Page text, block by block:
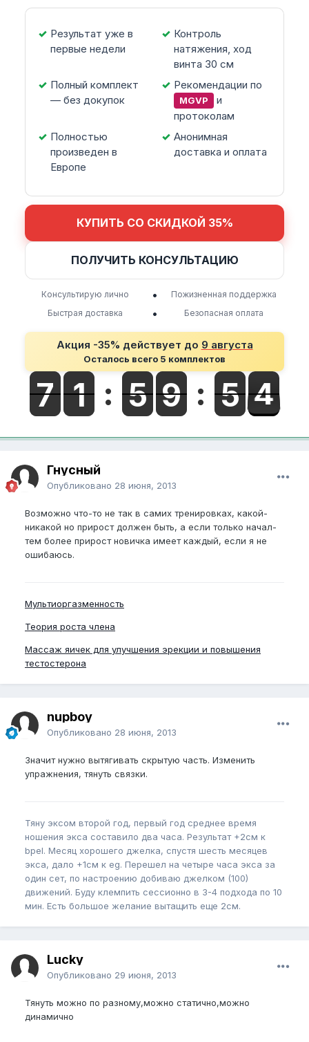
Результат уже в
первые недели
Контроль
натяжения, ход
винта 30 см
Полный комплект
— без докупок
Рекомендации по
MGVP
и
протоколам
Полностью
произведен в
Европе
Анонимная
доставка и оплата
КУПИТЬ СО СКИДКОЙ 35%
ПОЛУЧИТЬ КОНСУЛЬТАЦИЮ
Консультирую лично •
Пожизненная поддержка
Быстрая доставка
• Безопасная оплата
Акция -35% действует до 9 августа
Осталось всего 5 комплектов
Гнусный
Опубликовано 28 июня, 2013
Возможно что-то не так в самих тренировках, какой-
никакой но прирост должен быть, а если только начал-
тем более прирост новичка имеет каждый, если я не
ошибаюсь.
Мультиоргазменность
Теория роста члена
Массаж яичек для улучшения эрекции и повышения
тестостерона
nupboy
Опубликовано 28 июня, 2013
Значит нужно вытягивать скрытую часть. Изменить
упражнения, тянуть связки.
Тяну эксом второй год, первый год среднее время
ношения экса составило два часа. Результат +2см к
bpel. Месяц хорошего джелка, спустя шесть месяцев
экса, дало +1см к eg. Перешел на четыре часа экса за
один сет, по настроению добиваю джелком (100)
движений. Буду клемпить сессионно в 3-4 подхода по 10
мин. Есть большое желание вытащить еще 2см.
Lucky
Опубликовано 29 июня, 2013
Тянуть можно по разному,можно статично,можно
динамично